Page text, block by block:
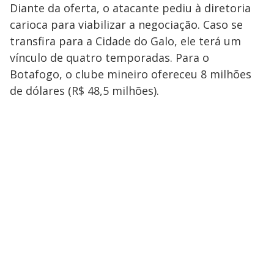
Diante da oferta, o atacante pediu à diretoria
carioca para viabilizar a negociação. Caso se
transfira para a Cidade do Galo, ele terá um
vínculo de quatro temporadas. Para o
Botafogo, o clube mineiro ofereceu 8 milhões
de dólares (R$ 48,5 milhões).